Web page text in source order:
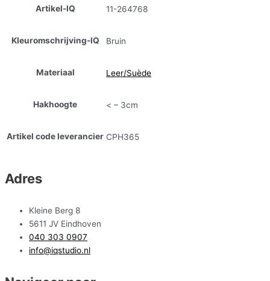
Artikel-IQ 11-264768
Kleuromschrijving-IQ Bruin
Materiaal Leer/Suède
Hakhoogte < – 3cm
Artikel code leverancier CPH365
Adres
Kleine Berg 8
5611 JV Eindhoven
040 303 0907
info@iqstudio.nl